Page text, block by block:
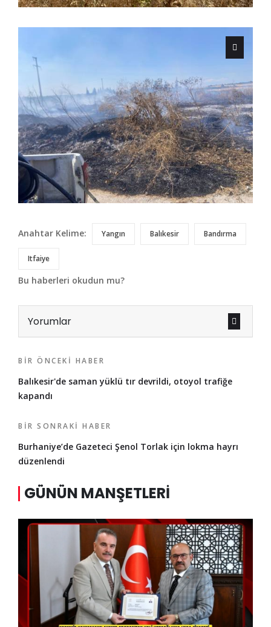
Anahtar Kelime: Yangın Balıkesir Bandırma
Itfaiye
Bu haberleri okudun mu?
Yorumlar
BIR ÖNCEKI HABER
Balıkesir'de saman yüklü tır devrildi, otoyol trafiğe
kapandı
BIR SONRAKI HABER
Burhaniye’de Gazeteci Şenol Torlak için lokma hayrı
düzenlendi
GÜNÜN MANŞETLERI